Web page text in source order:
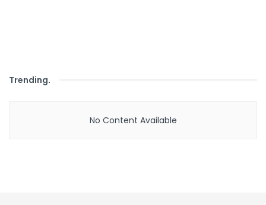
Trending.
No Content Available